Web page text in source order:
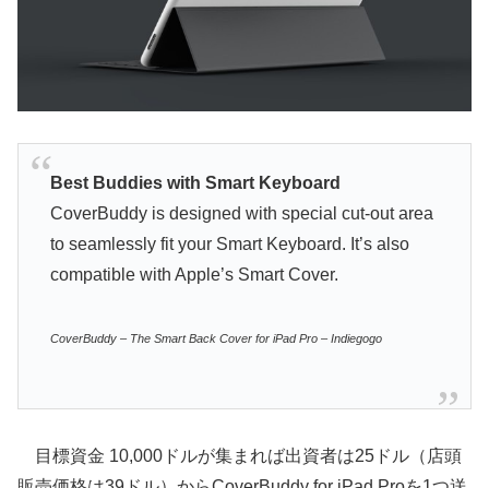
Best Buddies with Smart Keyboard
CoverBuddy is designed with special cut-out area
to seamlessly fit your Smart Keyboard. It’s also
compatible with Apple’s Smart Cover.
CoverBuddy – The Smart Back Cover for iPad Pro – Indiegogo
目標資金 10,000ドルが集まれば出資者は25ドル（店頭